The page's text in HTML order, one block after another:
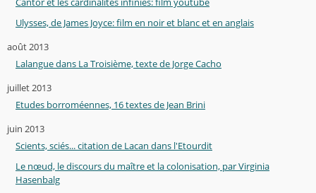
Ulysses, de James Joyce: film en noir et blanc et en anglais
août 2013
Lalangue dans La Troisième, texte de Jorge Cacho
juillet 2013
Etudes borroméennes, 16 textes de Jean Brini
juin 2013
Scients, sciés... citation de Lacan dans l'Etourdit
Le nœud, le discours du maître et la colonisation, par Virginia
Hasenbalg